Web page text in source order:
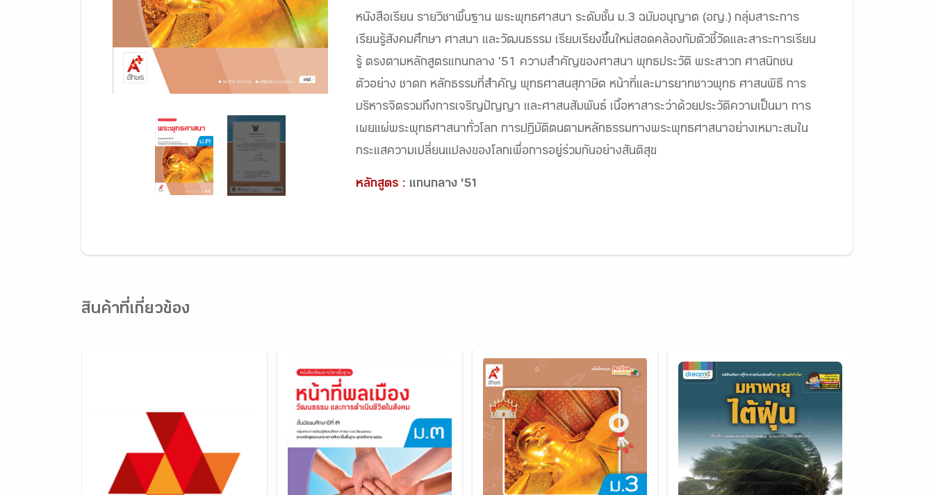
หนังสือเรียน รายวิชาพื้นฐาน พระพุทธศาสนา ระดับชั้น ม.3 ฉบับอนุญาต (อญ.) กลุ่มสาระการ
เรียนรู้สังคมศึกษา ศาสนา และวัฒนธรรม เรียบเรียงขึ้นใหม่สอดคล้องกับตัวชี้วัดและสาระการเรียน
รู้ ตรงตามหลักสูตรแกนกลาง '51 ความสำคัญของศาสนา พุทธประวัติ พระสาวก ศาสนิกชน
ตัวอย่าง ชาดก หลักธรรมที่สำคัญ พุทธศาสนสุภาษิต หน้าที่และมารยาทชาวพุทธ ศาสนพิธี การ
บริหารจิตรวมถึงการเจริญปัญญา และศาสนสัมพันธ์ เนื้อหาสาระว่าด้วยประวัติความเป็นมา การ
เผยแผ่พระพุทธศาสนาทั่วโลก การปฏิบัติตนตามหลักธรรมทางพระพุทธศาสนาอย่างเหมาะสมใน
กระแสความเปลี่ยนแปลงของโลกเพื่อการอยู่ร่วมกันอย่างสันติสุข
หลักสูตร : แกนกลาง '51
สินค้าที่เกี่ยวข้อง